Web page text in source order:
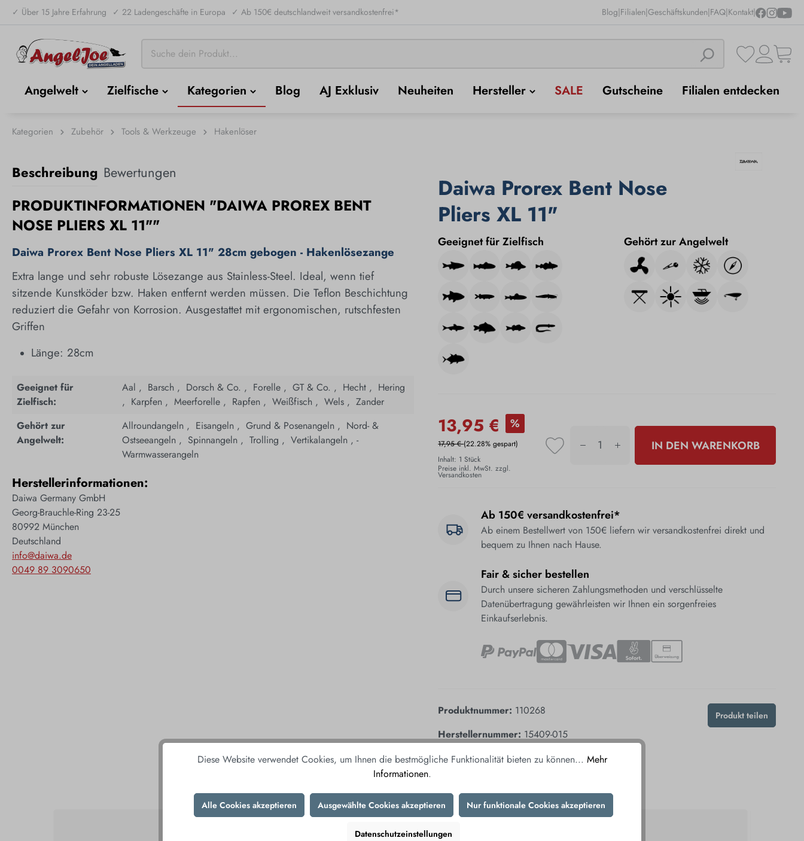
✓ Über 15 Jahre Erfahrung ✓ 22 Ladengeschäfte in Europa ✓ Ab 150€ deutschlandweit versandkostenfrei* Blog|Filialen|Geschäftskunden|FAQ|Kontakt|
Angelwelt Zielfische Kategorien Blog AJ Exklusiv Neuheiten Hersteller SALE Gutscheine Filialen entdecken
Kategorien Zubehör Tools & Werkzeuge Hakenlöser
Beschreibung Bewertungen
PRODUKTINFORMATIONEN "DAIWA PROREX BENT
NOSE PLIERS XL 11""
Daiwa Prorex Bent Nose Pliers XL 11" 28cm gebogen - Hakenlösezange
Extra lange und sehr robuste Lösezange aus Stainless-Steel. Ideal, wenn tief
sitzende Kunstköder bzw. Haken entfernt werden müssen. Die Teflon Beschichtung
reduziert die Gefahr von Korrosion. Ausgestattet mit ergonomischen, rutschfesten
Griffen
Länge: 28cm
Geeignet für
Zielfisch:
Aal , Barsch , Dorsch & Co. , Forelle , GT & Co. , Hecht , Hering
, Karpfen , Meerforelle , Rapfen , Weißfisch , Wels , Zander
Gehört zur
Angelwelt:
Allroundangeln , Eisangeln , Grund & Posenangeln , Nord- &
Ostseeangeln , Spinnangeln , Trolling , Vertikalangeln , ­
Warmwasserangeln
Herstellerinformationen:
Daiwa Germany GmbH
Georg-Brauchle-Ring 23-25
80992 München
Deutschland
info@daiwa.de
0049 89 3090650
Daiwa Prorex Bent Nose
Pliers XL 11"
Geeignet für Zielfisch Gehört zur Angelwelt
13,95 € %
17,95 €(22.28% gespart)
Inhalt: 1 Stück
Preise inkl. MwSt. zzgl.
Versandkosten
IN DEN WARENKORB
Ab 150€ versandkostenfrei*
Ab einem Bestellwert von 150€ liefern wir versandkostenfrei direkt und
bequem zu Ihnen nach Hause.
Fair & sicher bestellen
Durch unsere sicheren Zahlungsmethoden und verschlüsselte
Datenübertragung gewährleisten wir Ihnen ein sorgenfreies
Einkaufserlebnis.
Produkt teilen
Produktnummer: 110268
Herstellernummer: 15409-015
DAS KÖNNTE IHNEN AUCH GEFALLEN
Diese Website verwendet Cookies, um Ihnen die bestmögliche Funktionalität bieten zu können... Mehr
Informationen.
Alle Cookies akzeptieren Ausgewählte Cookies akzeptieren Nur funktionale Cookies akzeptieren
Datenschutzeinstellungen